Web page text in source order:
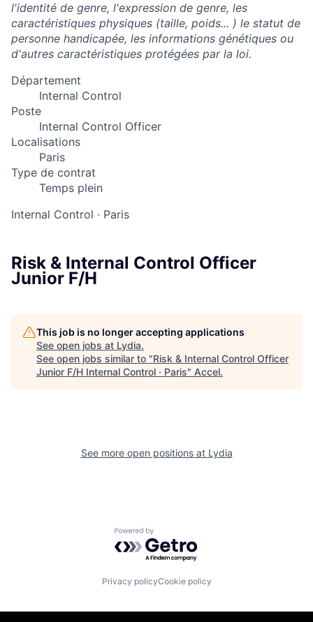
l'identité de genre, l'expression de genre, les
caractéristiques physiques (taille, poids... ) le statut de
personne handicapée, les informations génétiques ou
d'autres caractéristiques protégées par la loi.
Département
Internal Control
Poste
Internal Control Officer
Localisations
Paris
Type de contrat
Temps plein
Internal Control · Paris
Risk & Internal Control Officer
Junior F/H
This job is no longer accepting applications
See open jobs at Lydia.
See open jobs similar to "Risk & Internal Control Officer
Junior F/H Internal Control · Paris" Accel.
See more open positions at Lydia
Powered by Getro.com
Privacy policyCookie policy